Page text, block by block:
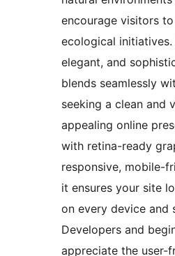
encourage visitors
ecological initiatives.
elegant, and
blends seamlessly
seeking a clean and
appealing online
with retina-ready
responsive, mobile-
it ensures your site
on every device and
Developers and
appreciate the user-